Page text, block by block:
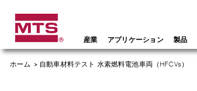
産業 アプリケーション 製品
ホーム > 自動車材料テスト 水素燃料電池車両（HFCVs）